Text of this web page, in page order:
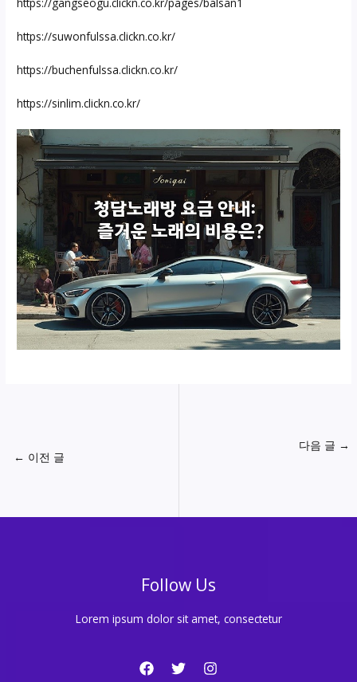
https://suwonfulssa.clickn.co.kr/
https://buchenfulssa.clickn.co.kr/
https://sinlim.clickn.co.kr/
← 이전 글
다음 글 →
Follow Us
Lorem ipsum dolor sit amet, consectetur